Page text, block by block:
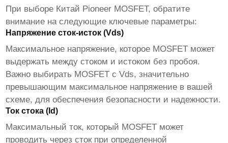
При выборе Китай Pioneer MOSFET, обратите
внимание на следующие ключевые параметры:
Напряжение сток-исток (Vds)
Максимальное напряжение, которое MOSFET может
выдержать между стоком и истоком без пробоя.
Важно выбирать MOSFET с Vds, значительно
превышающим максимальное напряжение в вашей
схеме, для обеспечения безопасности и надежности.
Ток стока (Id)
Максимальный ток, который MOSFET может
проводить через сток при определенной